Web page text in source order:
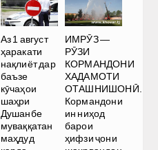
Аз 1 август
ҳаракати
нақлиёт дар
баъзе
кӯчаҳои
шаҳри
Душанбе
муваққатан
маҳдуд
ИМРӮЗ —
РӮЗИ
КОРМАНДОНИ
ХАДАМОТИ
ОТАШНИШОНӢ.
Кормандони
ин ниҳод
барои
ҳифзи ҷони